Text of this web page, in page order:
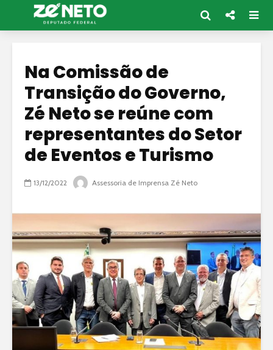
Na Comissão de
Transição do Governo,
Zé Neto se reúne com
representantes do Setor
de Eventos e Turismo
13/12/2022 Assessoria de Imprensa Zé Neto